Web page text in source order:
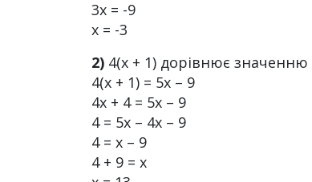
3х = -9
х = -3
2) 4(х + 1) дорівнює значенню
4(х + 1) = 5х – 9
4х + 4 = 5х – 9
4 = 5х – 4х – 9
4 = х – 9
4 + 9 = х